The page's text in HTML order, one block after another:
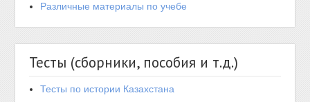
Различные материалы по учебе
Тесты (сборники, пособия и т.д.)
Тесты по истории Казахстана